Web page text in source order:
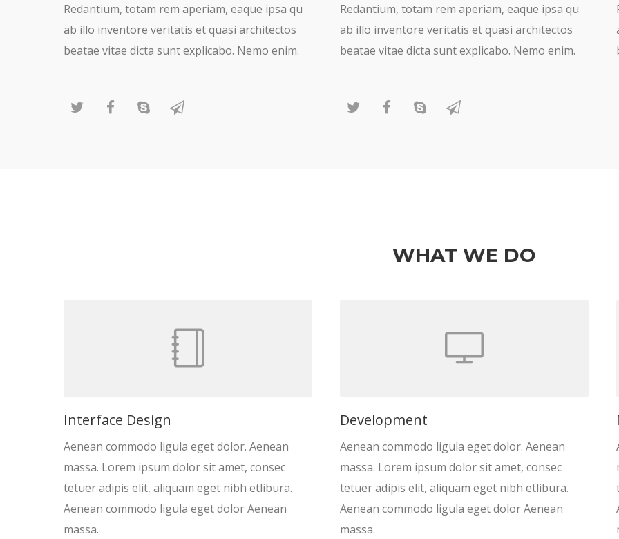
Redantium, totam rem aperiam, eaque ipsa qu
ab illo inventore veritatis et quasi architectos
beatae vitae dicta sunt explicabo. Nemo enim.
Redantium, totam rem aperiam, eaque ipsa qu
ab illo inventore veritatis et quasi architectos
beatae vitae dicta sunt explicabo. Nemo enim.
WHAT WE DO
Interface Design
Aenean commodo ligula eget dolor. Aenean
massa. Lorem ipsum dolor sit amet, consec
tetuer adipis elit, aliquam eget nibh etlibura.
Aenean commodo ligula eget dolor Aenean
massa.
Development
Aenean commodo ligula eget dolor. Aenean
massa. Lorem ipsum dolor sit amet, consec
tetuer adipis elit, aliquam eget nibh etlibura.
Aenean commodo ligula eget dolor Aenean
massa.